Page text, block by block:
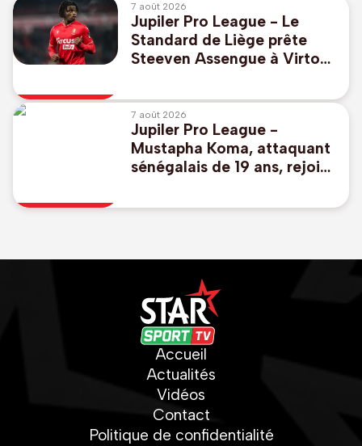
7 août 2026
Jupiler Pro League - Le
Standard de Liège prête
Steeven Assengue à Virton
7 août 2026
Jupiler Pro League -
Mustapha Koma, attaquant
sénégalais de 19 ans, rejoint
Accueil
Actualités
Vidéos
Contact
Politique de confidentialité